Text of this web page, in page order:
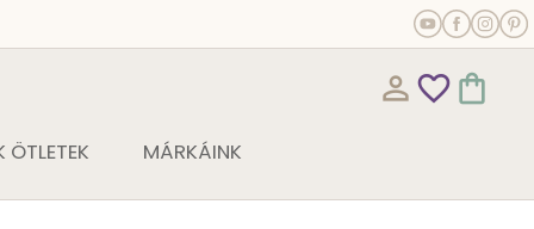
person_outline favorite_outline shopping_bag
MÁRKÁINK